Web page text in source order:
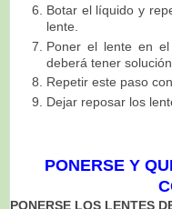
Botar el líquido y
lente.
Poner el lente en el
deberá tener solución
Repetir este paso
Dejar reposar los
PONERSE Y
PONERSE LOS LENTES